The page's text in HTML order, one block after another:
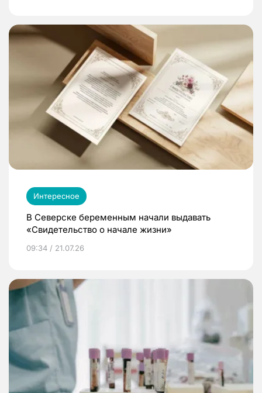
Интересное
В Северске беременным начали выдавать
«Свидетельство о начале жизни»
09:34 / 21.07.26